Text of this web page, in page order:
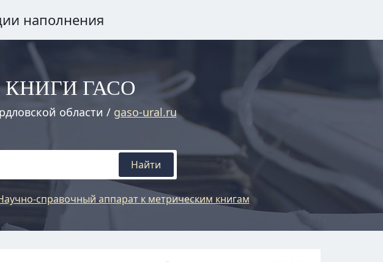
наполнения
ГАСО
области / gaso-ural.ru
Найти
справочный аппарат к метрическим книгам